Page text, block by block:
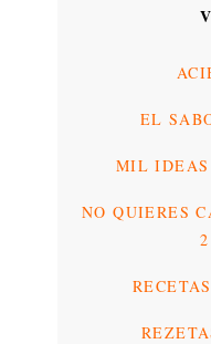
EL
MIL IDEAS
NO QUIERES